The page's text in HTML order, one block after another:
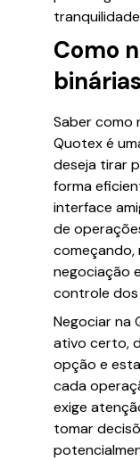
Como
Saber como
Quotex é
deseja tirar
forma
interface
de
começando,
negociação
controle dos
Negociar na
ativo certo,
opção e
cada
exige
tomar